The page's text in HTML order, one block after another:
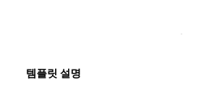
템플릿 설명